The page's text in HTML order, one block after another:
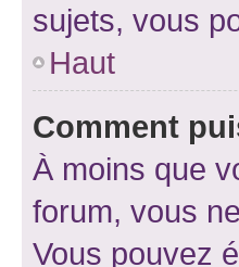
sujets, vous
Haut
Comment
À moins que
forum, vous
Vous pouvez